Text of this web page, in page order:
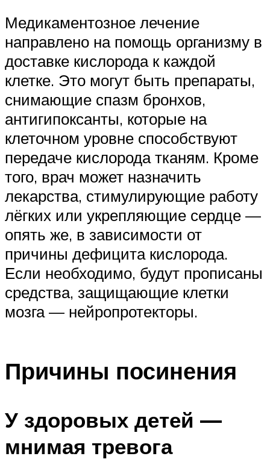
Медикаментозное лечение
направлено на помощь организму в
доставке кислорода к каждой
клетке. Это могут быть препараты,
снимающие спазм бронхов,
антигипоксанты, которые на
клеточном уровне способствуют
передаче кислорода тканям. Кроме
того, врач может назначить
лекарства, стимулирующие работу
лёгких или укрепляющие сердце —
опять же, в зависимости от
причины дефицита кислорода.
Если необходимо, будут прописаны
средства, защищающие клетки
мозга — нейропротекторы.
Причины посинения
У здоровых детей —
мнимая тревога